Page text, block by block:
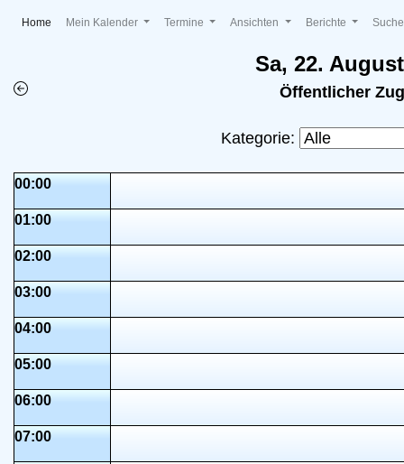
Home (current)
Mein Kalender Termine Ansichten Berichte
Sa, 22.
Öffentlicher
Kategorie:
00:00
01:00
02:00
03:00
04:00
05:00
06:00
07:00